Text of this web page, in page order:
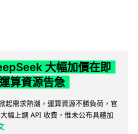
大幅加價在即
算資源告急
起需求熱潮，運算資源不勝負荷，官
幅上調 API 收費，惟未公布具體加